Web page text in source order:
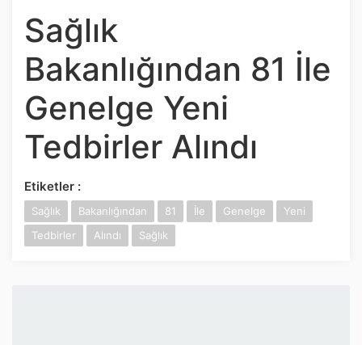
İnstagram
Twitter
Google Play
App Store
Sağlık
Bakanlığından 81 İle
Genelge Yeni
Tedbirler Alındı
Etiketler :
Sağlık Bakanlığından 81 İle Genelge
Yeni
Tedbirler
Alındı Sağlık